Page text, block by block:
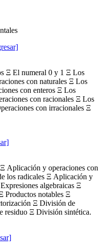
Ξ El numeral 0 y 1 Ξ Los
con naturales Ξ Los
con enteros Ξ Los
con racionales Ξ Los
con irracionales Ξ
Aplicación y operaciones con
los radicales Ξ Aplicación y
algebraicas Ξ
Productos notables Ξ
Ξ División de
residuo Ξ División sintética.